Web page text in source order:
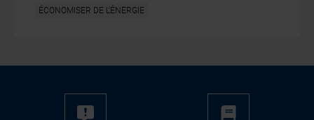
ÉCONOMISER DE L'ÉNERGIE